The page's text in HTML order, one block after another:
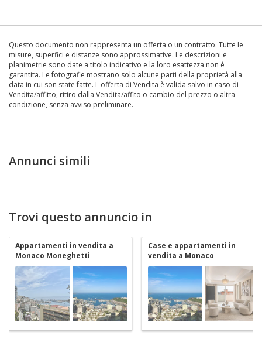
Questo documento non rappresenta un offerta o un contratto. Tutte le
misure, superfici e distanze sono approssimative. Le descrizioni e
planimetrie sono date a titolo indicativo e la loro esattezza non è
garantita. Le fotografie mostrano solo alcune parti della proprietà alla
data in cui son state fatte. L offerta di Vendita è valida salvo in caso di
Vendita/affitto, ritiro dalla Vendita/affito o cambio del prezzo o altra
condizione, senza avviso preliminare.
Annunci simili
Trovi questo annuncio in
Appartamenti in vendita a
Monaco Moneghetti
Case e appartamenti in
vendita a Monaco
Moneghetti